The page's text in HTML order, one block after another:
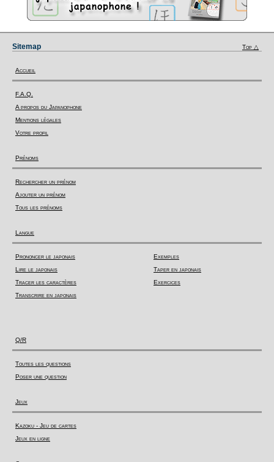
Sitemap Top △
Accueil
F.A.Q.
A propos du Japanophone
Mentions légales
Votre profil
Prénoms
Rechercher un prénom
Ajouter un prénom
Tous les prénoms
Langue
Prononcer le japonais
Lire le japonais
Tracer les caractères
Transcrire en japonais
Exemples
Taper en japonais
Exercices
Q/R
Toutes les questions
Poser une question
Jeux
Kazoku - Jeu de cartes
Jeux en ligne